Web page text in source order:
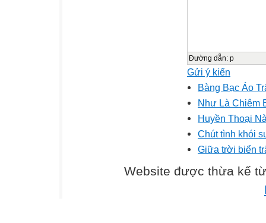
Đường dẫn: p
Gửi ý kiến
Bàng Bạc Áo
Như Là Chiêm
Huyền Thoại
Chút tình khói
Giữa trời biển
Website được thừa kế